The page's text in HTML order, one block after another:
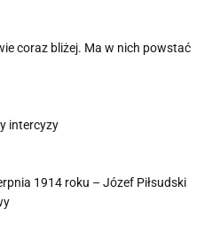
coraz bliżej. Ma w nich powstać
intercyzy
1914 roku – Józef Piłsudski